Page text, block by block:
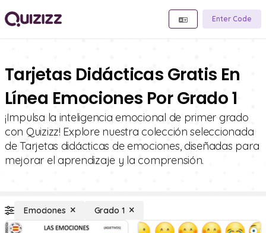
Enter Code
Tarjetas Didácticas Gratis En
Línea Emociones Por Grado 1
¡Impulsa la inteligencia emocional de primer grado
con Quizizz! Explore nuestra colección seleccionada
de Tarjetas didácticas de emociones, diseñadas para
mejorar el aprendizaje y la comprensión.
Emociones Grado 1